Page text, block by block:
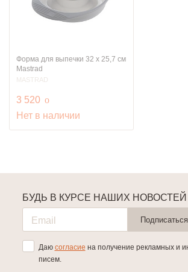
Форма для выпечки 32 х 25,7 см
Mastrad
MASTRAD
3 520 руб.
o
Нет в наличии
БУДЬ В КУРСЕ НАШИХ НОВОСТЕЙ
Подписаться
Даю согласие на получение рекламных и
писем.